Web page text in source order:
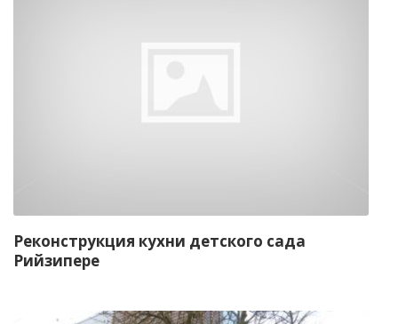
Реконструкция кухни детского сада
Рийзипере